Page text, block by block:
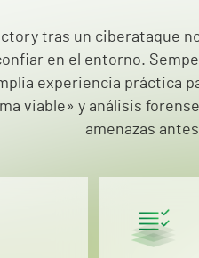
tras un ciberataque
en el entorno.
experiencia práctica
viable» y análisis
amenazas